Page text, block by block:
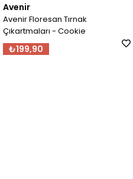
Avenir
Avenir Floresan Tırnak
Çıkartmaları - Cookie
₺199,90